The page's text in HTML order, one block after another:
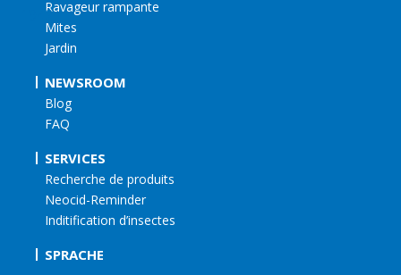
Ravageur rampante
Mites
Jardin
NEWSROOM
Blog
FAQ
SERVICES
Recherche de produits
Neocid-Reminder
Inditification d’insectes
SPRACHE